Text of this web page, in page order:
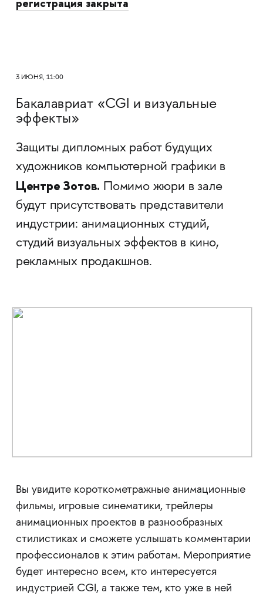
регистрация закрыта
3 ИЮНЯ, 11:00
Бакалавриат «CGI и визуальные
эффекты»
Защиты дипломных работ будущих
художников компьютерной графики в
Центре Зотов. Помимо жюри в зале
будут присутствовать представители
индустрии: анимационных студий,
студий визуальных эффектов в кино,
рекламных продакшнов.
Вы увидите короткометражные анимационные
фильмы, игровые синематики, трейлеры
анимационных проектов в разнообразных
стилистиках и сможете услышать комментарии
профессионалов к этим работам. Мероприятие
будет интересно всем, кто интересуется
индустрией CGI, а также тем, кто уже в ней